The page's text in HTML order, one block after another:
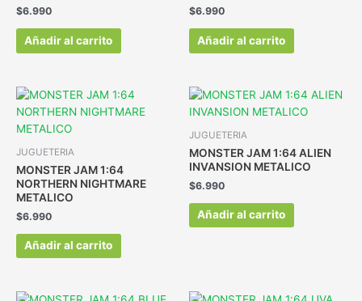
$6.990
Añadir al carrito
$6.990
Añadir al carrito
JUGUETERIA
MONSTER JAM 1:64
NORTHERN NIGHTMARE
METALICO
$6.990
Añadir al carrito
JUGUETERIA
MONSTER JAM 1:64 ALIEN
INVANSION METALICO
$6.990
Añadir al carrito